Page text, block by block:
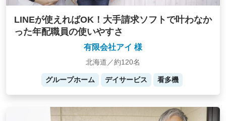
LINEが使えればOK！大手請求ソフトで叶わなか
った年配職員の使いやすさ
有限会社アイ 様
北海道／約120名
グループホーム デイサービス 看多機